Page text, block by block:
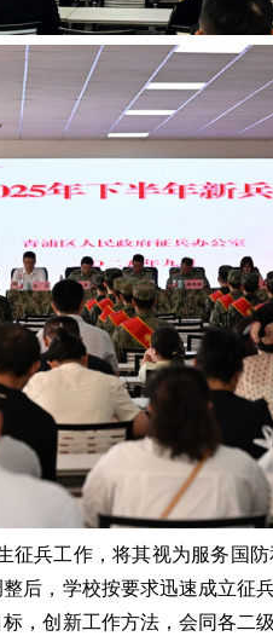
征兵工作，将其视为服务国
后，学校按要求迅速成立征
，创新工作方法，会同各二